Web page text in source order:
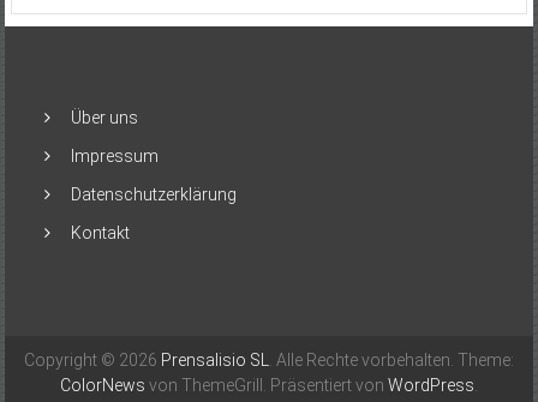
Über uns
Impressum
Datenschutzerklärung
Kontakt
Copyright © 2026 Prensalisio SL
. Alle Rechte vorbehalten. Theme:
ColorNews von ThemeGrill. Präsentiert von WordPress